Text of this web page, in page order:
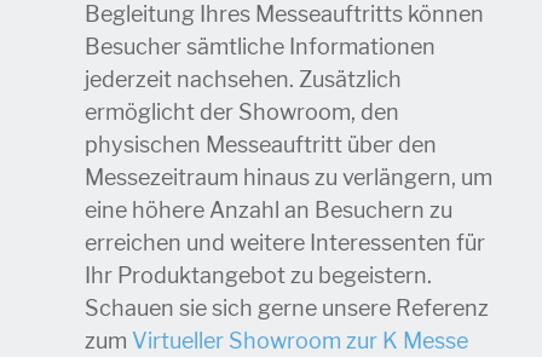
Begleitung Ihres Messeauftritts können
Besucher sämtliche Informationen
jederzeit nachsehen. Zusätzlich
ermöglicht der Showroom, den
physischen Messeauftritt über den
Messezeitraum hinaus zu verlängern, um
eine höhere Anzahl an Besuchern zu
erreichen und weitere Interessenten für
Ihr Produktangebot zu begeistern.
Schauen sie sich gerne unsere Referenz
zum Virtueller Showroom zur K Messe